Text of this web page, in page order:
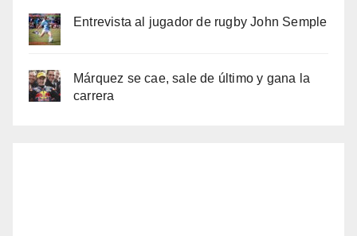
Entrevista al jugador de rugby John Semple
Márquez se cae, sale de último y gana la
carrera